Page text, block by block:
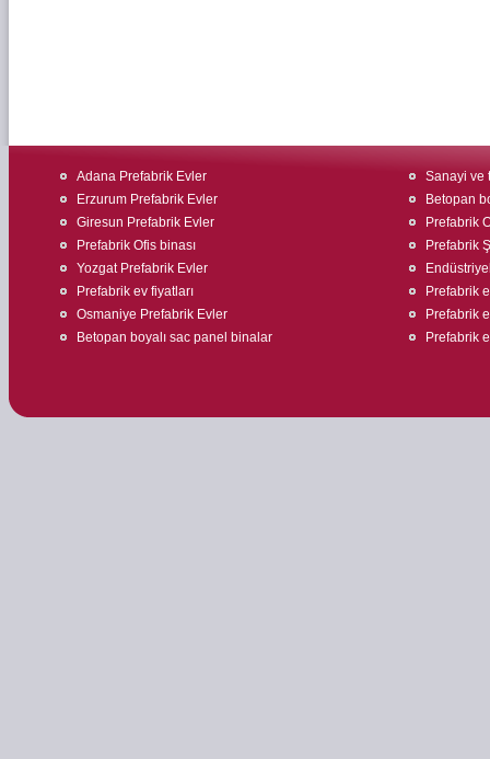
Adana Prefabrik Evler
Erzurum Prefabrik Evler
Giresun Prefabrik Evler
Prefabrik Ofis binası
Yozgat Prefabrik Evler
Prefabrik ev fiyatları
Osmaniye Prefabrik Evler
Betopan boyalı sac panel binalar
Sanayi ve
Betopan
Prefabrik
Prefabrik
Prefabrik
Prefabrik
Prefabrik